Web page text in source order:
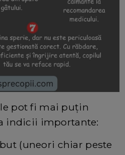
pot fi mai puţin
indicii importante:
(uneori chiar peste